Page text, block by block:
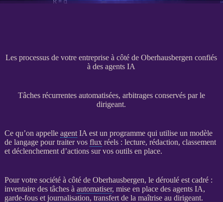
Les processus de votre entreprise à côté de Oberhausbergen confiés
à des agents IA
Tâches récurrentes automatisées, arbitrages conservés par le
dirigeant.
Ce qu’on appelle agent IA est un programme qui utilise un modèle
de langage pour traiter vos fluxréels : lecture, rédaction, classement
et déclenchement d’actions sur vos outils en place.
Pour votre société à côté de Oberhausbergen, le déroulé est cadré :
inventaire des tâches à automatiser, mise en place des agents IA,
garde-fouset journalisation, transfertde la maîtrise au dirigeant.